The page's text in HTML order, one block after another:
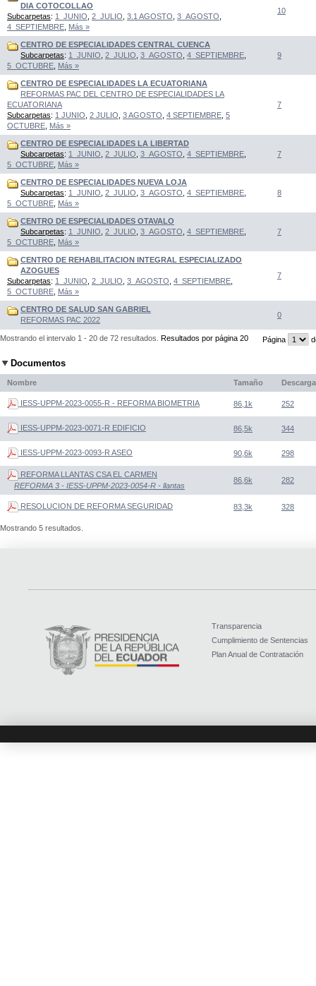
DIA COTOCOLLAO
Subcarpetas: 1_JUNIO 2_JULIO 3.1 AGOSTO 3_AGOSTO
4_SEPTIEMBRE Más »
10
CENTRO DE ESPECIALIDADES CENTRAL CUENCA
Subcarpetas: 1_JUNIO 2_JULIO 3_AGOSTO 4_SEPTIEMBRE
5_OCTUBRE Más »
9
CENTRO DE ESPECIALIDADES LA ECUATORIANA
REFORMAS PAC DEL CENTRO DE ESPECIALIDADES LA
ECUATORIANA
Subcarpetas: 1 JUNIO 2 JULIO 3 AGOSTO 4 SEPTIEMBRE 5
OCTUBRE Más »
7
CENTRO DE ESPECIALIDADES LA LIBERTAD
Subcarpetas: 1_JUNIO 2_JULIO 3_AGOSTO 4_SEPTIEMBRE
5_OCTUBRE Más »
7
CENTRO DE ESPECIALIDADES NUEVA LOJA
Subcarpetas: 1_JUNIO 2_JULIO 3_AGOSTO 4_SEPTIEMBRE
5_OCTUBRE Más »
8
CENTRO DE ESPECIALIDADES OTAVALO
Subcarpetas: 1_JUNIO 2_JULIO 3_AGOSTO 4_SEPTIEMBRE
5_OCTUBRE Más »
7
CENTRO DE REHABILITACION INTEGRAL ESPECIALIZADO
AZOGUES
Subcarpetas: 1_JUNIO 2_JULIO 3_AGOSTO 4_SEPTIEMBRE
5_OCTUBRE Más »
7
CENTRO DE SALUD SAN GABRIEL
REFORMAS PAC 2022
0
Mostrando el intervalo 1 - 20 de 72 resultados. Resultados por página 20 Página
Documentos
Nombre Tamaño
IESS-UPPM-2023-0055-R - REFORMA BIOMETRIA 86,1k 252
IESS-UPPM-2023-0071-R EDIFICIO 86,5k 344
IESS-UPPM-2023-0093-R ASEO 90,6k 298
REFORMA LLANTAS CSA EL CARMEN
REFORMA 3 - IESS-UPPM-2023-0054-R - llantas
86,6k 282
RESOLUCION DE REFORMA SEGURIDAD 83,3k 328
Mostrando 5 resultados.
Transparencia
Cumplimiento de Sentencias
Plan Anual de Contratación